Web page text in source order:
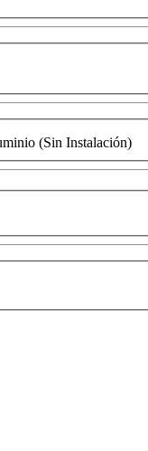
(Sin Instalación)